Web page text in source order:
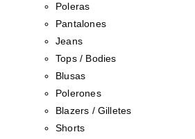
Poleras
Pantalones
Jeans
Tops / Bodies
Blusas
Polerones
Blazers / Gilletes
Shorts